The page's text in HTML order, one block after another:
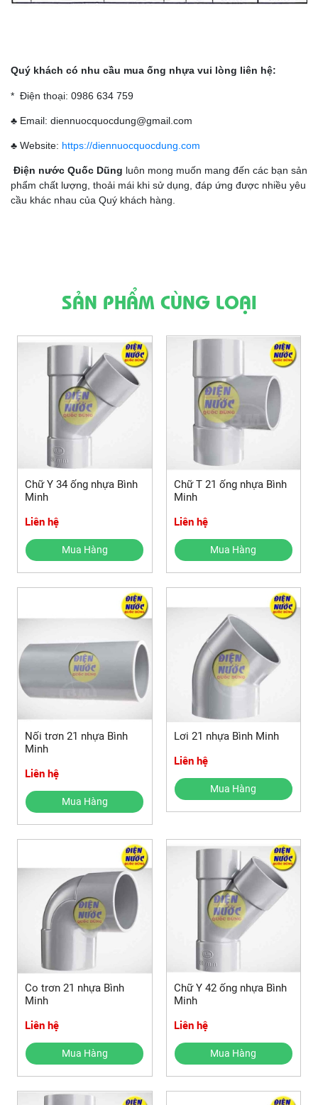
Quý khách có nhu cầu mua ống nhựa vui lòng liên hệ:
* Điện thoại: 0986 634 759
♣ Email: diennuocquocdung@gmail.com
♣ Website: https://diennuocquocdung.com
Điện nước Quốc Dũng luôn mong muốn mang đến các bạn sản
phẩm chất lượng, thoải mái khi sử dụng, đáp ứng được nhiều yêu
cầu khác nhau của Quý khách hàng.
SẢN PHẨM CÙNG LOẠI
Chữ Y 34 ống nhựa Bình
Minh
Liên hệ
Mua Hàng
Chữ T 21 ống nhựa Bình
Minh
Liên hệ
Mua Hàng
Nối trơn 21 nhựa Bình
Minh
Liên hệ
Mua Hàng
Lơi 21 nhựa Bình Minh
Liên hệ
Mua Hàng
Co trơn 21 nhựa Bình
Minh
Liên hệ
Mua Hàng
Chữ Y 42 ống nhựa Bình
Minh
Liên hệ
Mua Hàng